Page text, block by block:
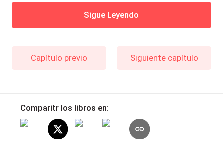
Sigue Leyendo
Capítulo previo Siguiente capítulo
Comparitr los libros en: